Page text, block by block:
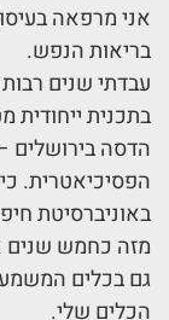
אני מרפאה
בריאות הנפש.
עבדתי שנים
בתכנית ייחודית
הדסה בירושלים
הפסיכיאטרית.
באוניברסיטת
מזה כחמש שנים
גם בכלים
הכלים שלי.